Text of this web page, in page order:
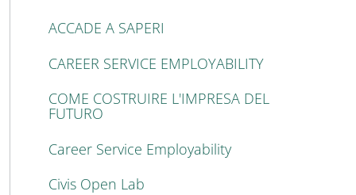
ACCADE A SAPERI
CAREER SERVICE EMPLOYABILITY
COME COSTRUIRE L'IMPRESA DEL
FUTURO
Career Service Employability
Civis Open Lab